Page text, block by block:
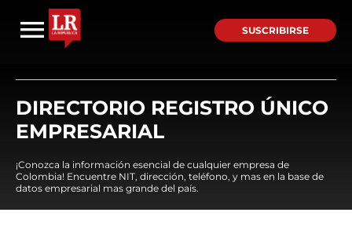
SUSCRIBIRSE
DIRECTORIO REGISTRO ÚNICO
EMPRESARIAL
¡Conozca la información esencial de cualquier empresa de
Colombia! Encuentre NIT, dirección, teléfono, y mas en la base de
datos empresarial mas grande del país.